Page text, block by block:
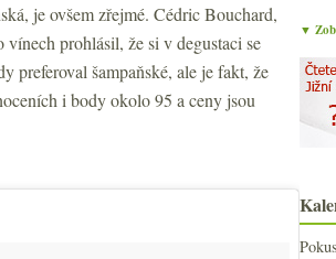
je ovšem zřejmé. Cédric Bouchard,
vínech prohlásil, že si v degustaci se
preferoval šampaňské, ale je fakt, že
i body okolo 95 a ceny jsou
▼